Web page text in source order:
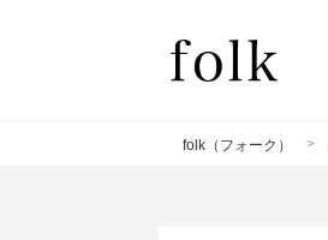
folk（フォーク）